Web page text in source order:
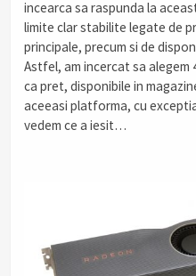
incearca sa raspunda la
limite clar stabilite legate de
principale, precum si de
Astfel, am incercat sa
ca pret, disponibile in
aceeasi platforma, cu
vedem ce a iesit…